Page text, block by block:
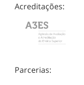
Acreditações:
Parcerias: